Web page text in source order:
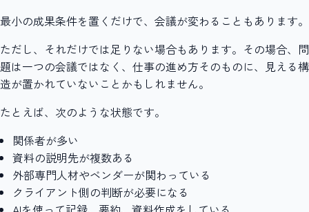
最小の成果条件を置くだけで、会議が変わることもあります。
ただし、それだけでは足りない場合もあります。その場合、問
題は一つの会議ではなく、仕事の進め方そのものに、見える構
造が置かれていないことかもしれません。
たとえば、次のような状態です。
関係者が多い
資料の説明先が複数ある
外部専門人材やベンダーが関わっている
クライアント側の判断が必要になる